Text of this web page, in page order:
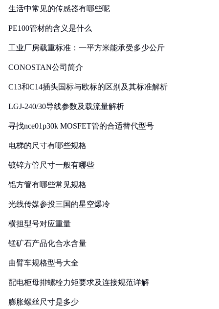
生活中常见的传感器有哪些呢
PE100管材的含义是什么
工业厂房载重标准：一平方米能承受多少公斤
CONOSTAN公司简介
C13和C14插头国标与欧标的区别及其标准解析
LGJ-240/30导线参数及载流量解析
寻找nce01p30k MOSFET管的合适替代型号
电梯的尺寸有哪些规格
镀锌方管尺寸一般有哪些
铝方管有哪些常见规格
光线传媒参投三国的星空爆冷
横担型号对应重量
锰矿石产品化合水含量
曲臂车规格型号大全
配电柜母排螺栓力矩要求及连接规范详解
膨胀螺丝尺寸是多少